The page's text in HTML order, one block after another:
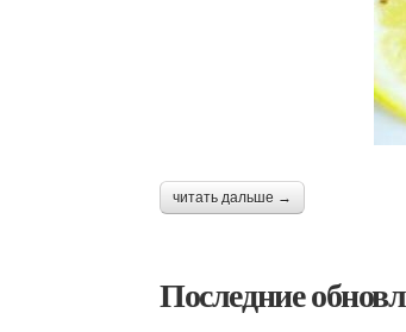
читать дальше →
Последние